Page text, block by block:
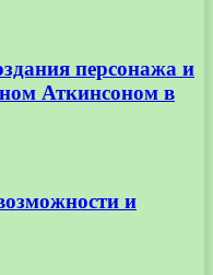
персонажа и
Аткинсоном в
и